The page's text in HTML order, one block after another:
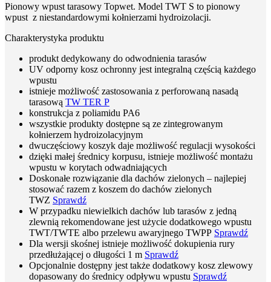
Pionowy wpust tarasowy Topwet. Model TWT S to pionowy
wpust z niestandardowymi kołnierzami hydroizolacji.
Charakterystyka produktu
produkt dedykowany do odwodnienia tarasów
UV odporny kosz ochronny jest integralną częścią każdego
wpustu
istnieje możliwość zastosowania z perforowaną nasadą
tarasową TW TER P
konstrukcja z poliamidu PA6
wszystkie produkty dostępne są ze zintegrowanym
kołnierzem hydroizolacyjnym
dwuczęściowy koszyk daje możliwość regulacji wysokości
dzięki małej średnicy korpusu, istnieje możliwość montażu
wpustu w korytach odwadniających
Doskonałe rozwiązanie dla dachów zielonych – najlepiej
stosować razem z koszem do dachów zielonych
TWZ Sprawdź
W przypadku niewielkich dachów lub tarasów z jedną
zlewnią rekomendowane jest użycie dodatkowego wpustu
TWT/TWTE albo przelewu awaryjnego TWPP Sprawdź
Dla wersji skośnej istnieje możliwość dokupienia rury
przedłużającej o długości 1 m Sprawdź
Opcjonalnie dostępny jest także dodatkowy kosz zlewowy
dopasowany do średnicy odpływu wpustu Sprawdź